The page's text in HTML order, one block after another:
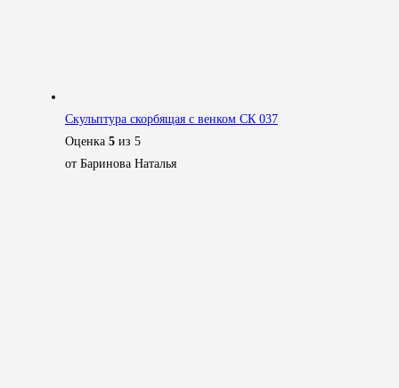
Скульптура скорбящая с венком СК 037
Оценка 5 из 5
от Баринова Наталья